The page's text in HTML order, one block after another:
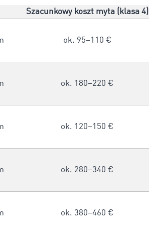
Szacunkowy koszt myta (klasa 4)
ok. 95–110 €
ok. 180–220 €
ok. 120–150 €
ok. 280–340 €
ok. 380–460 €